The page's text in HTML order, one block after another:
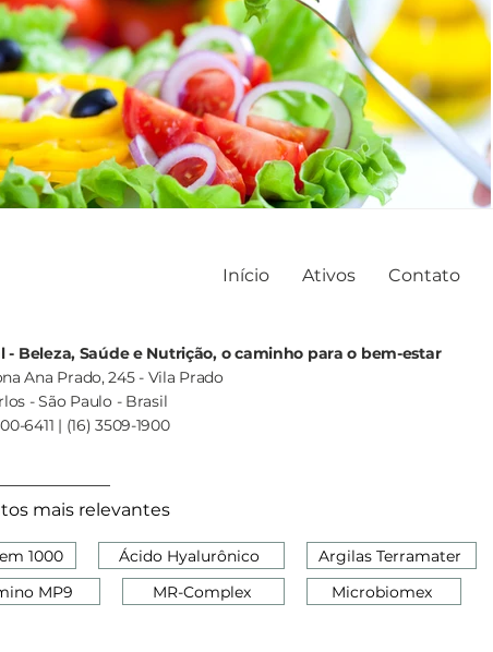
- Beleza, Saúde e Nutrição, o caminho para o bem-estar
Ana Prado, 245 - Vila Prado
- São Paulo - Brasil
6411 | (16) 3509-1900
Início Ativos Contato
mais relevantes
1000
Ácido Hyalurônico
MP9
MR-Complex
Argilas Terramater
Microbiomex